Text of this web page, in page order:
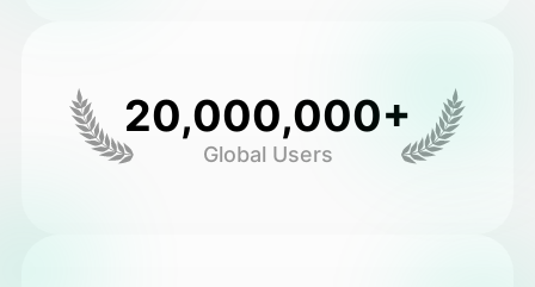
گالری 20,000,000+
Global Users